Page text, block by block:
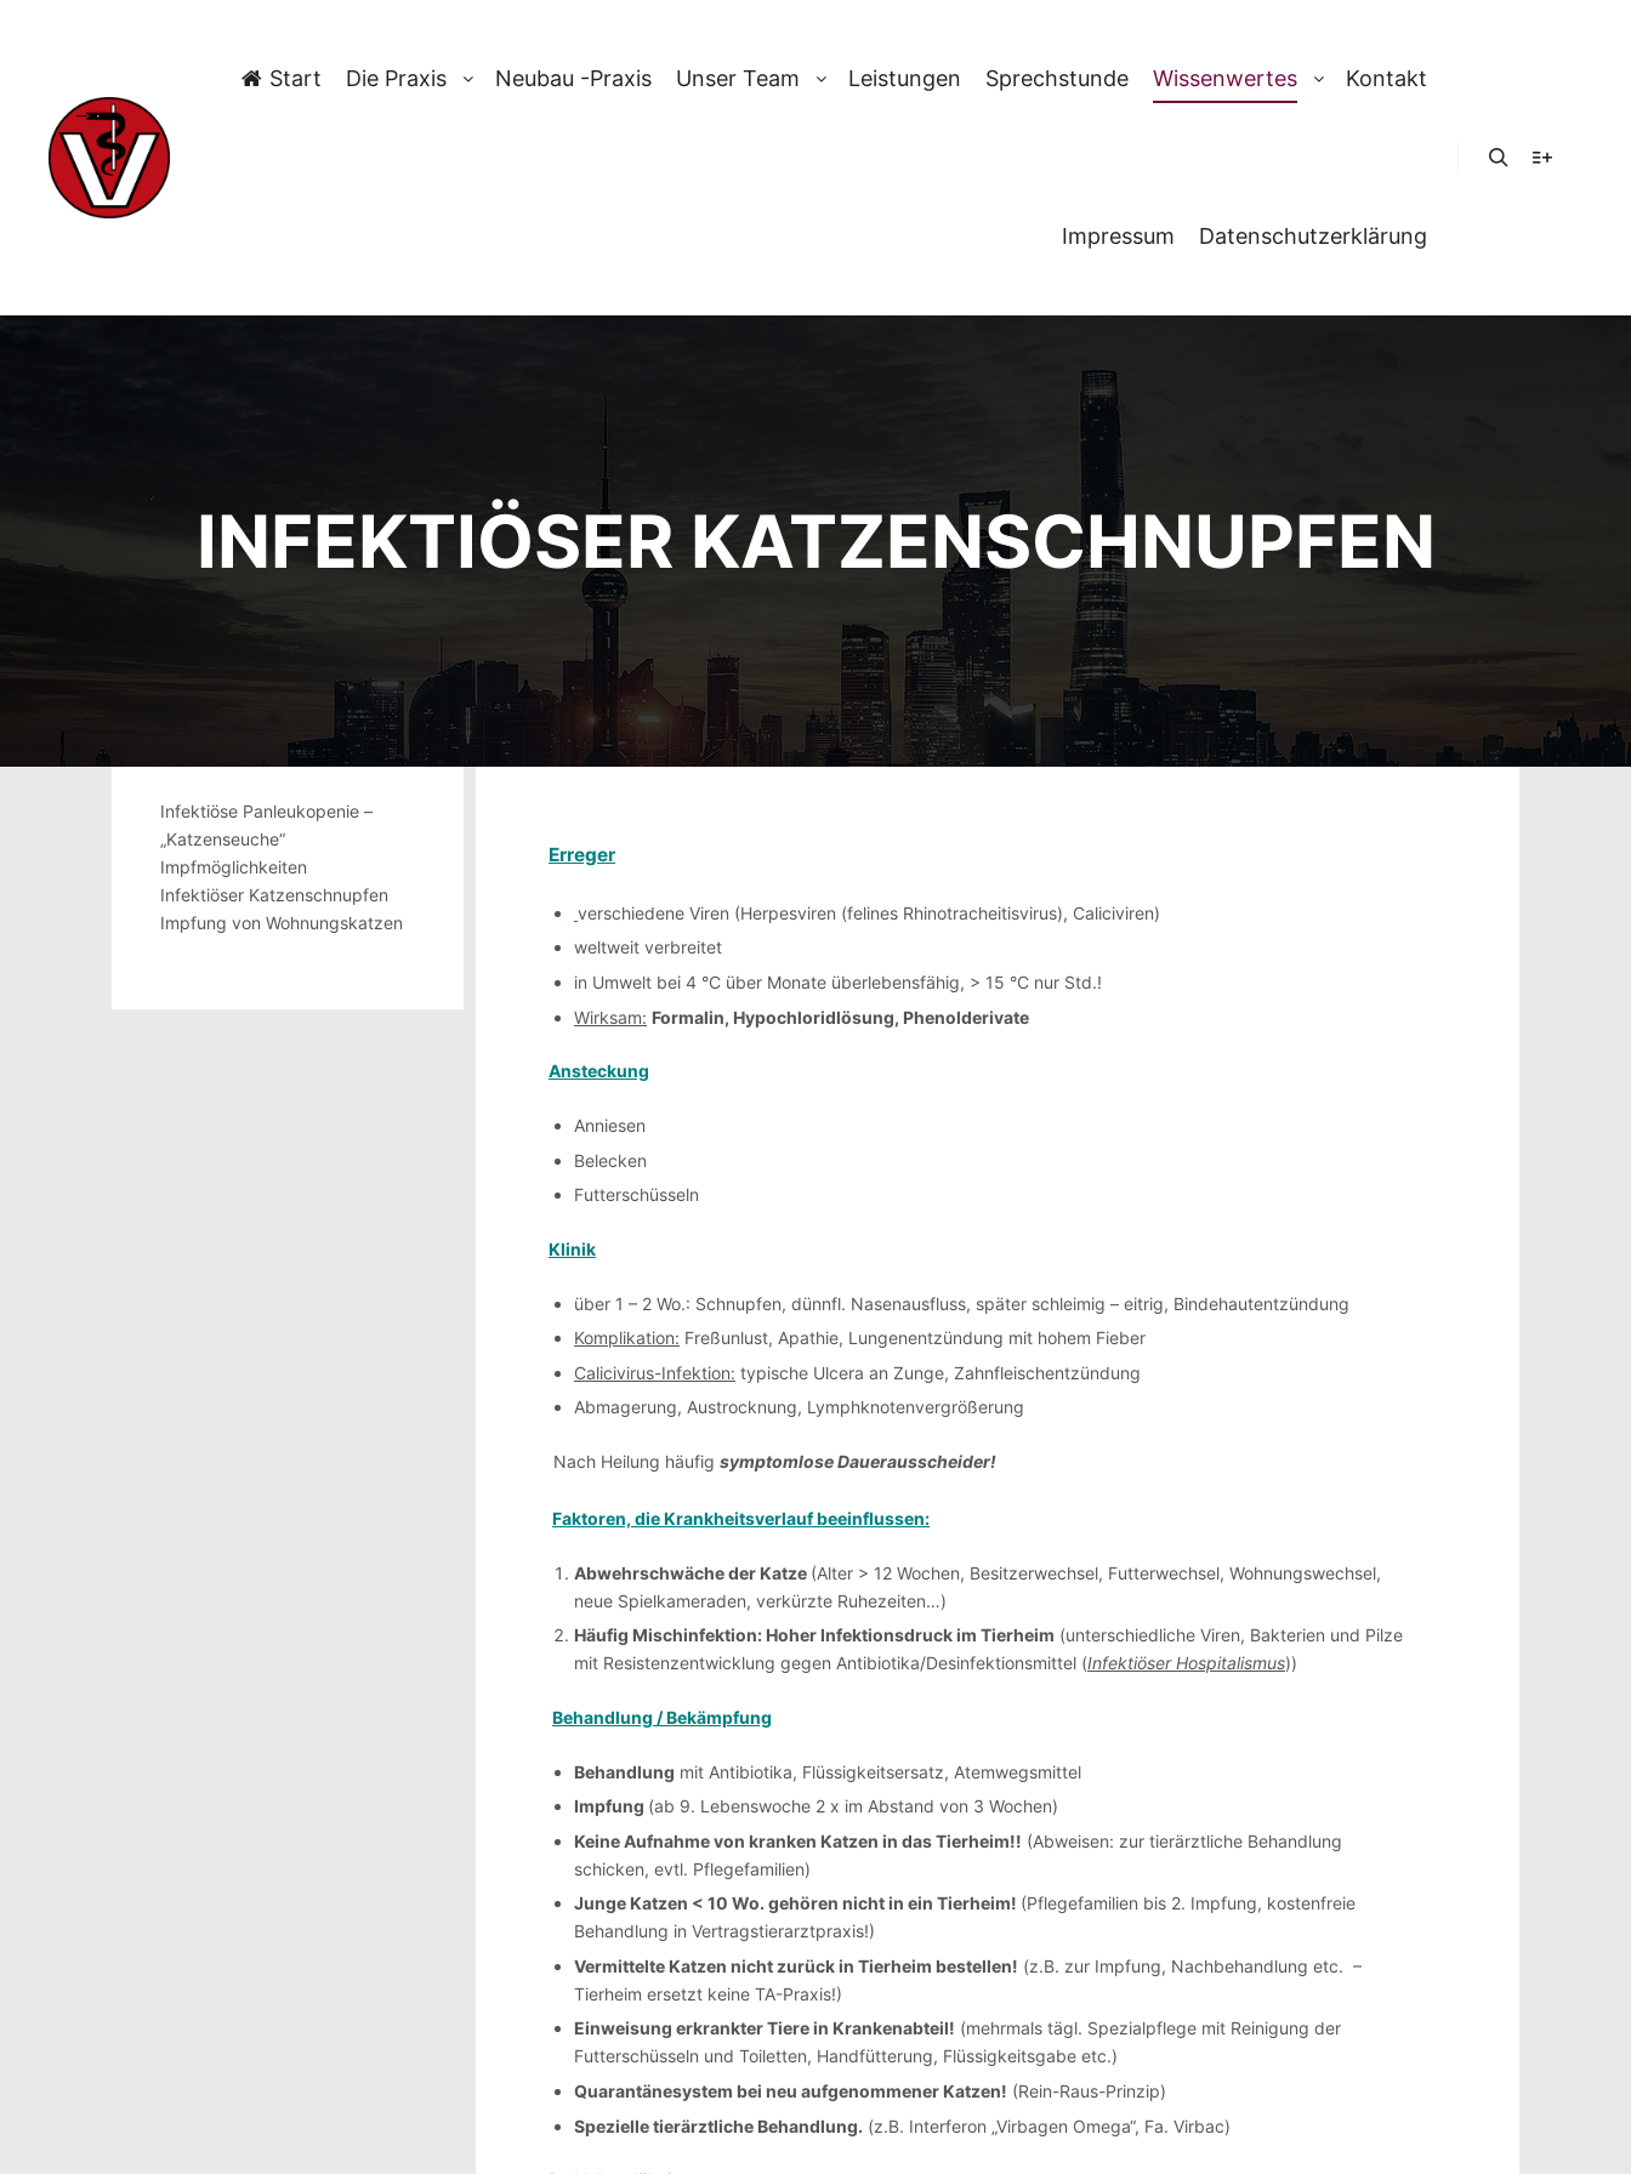
Start Die Praxis Neubau -Praxis Unser Team Leistungen Sprechstunde Wissenwertes Kontakt
Impressum Datenschutzerklärung
INFEKTIÖSER KATZENSCHNUPFEN
Erreger
verschiedene Viren (Herpesviren (felines Rhinotracheitisvirus), Caliciviren)
weltweit verbreitet
in Umwelt bei 4 °C über Monate überlebensfähig, > 15 °C nur Std.!
Wirksam: Formalin, Hypochloridlösung, Phenolderivate
Ansteckung
Anniesen
Belecken
Futterschüsseln
Klinik
über 1 – 2 Wo.: Schnupfen, dünnfl. Nasenausfluss, später schleimig – eitrig, Bindehautentzündung
Komplikation: Freßunlust, Apathie, Lungenentzündung mit hohem Fieber
Calicivirus-Infektion: typische Ulcera an Zunge, Zahnfleischentzündung
Abmagerung, Austrocknung, Lymphknotenvergrößerung
Nach Heilung häufig symptomlose Dauerausscheider!
Faktoren, die Krankheitsverlauf beeinflussen:
Abwehrschwäche der Katze (Alter > 12 Wochen, Besitzerwechsel, Futterwechsel, Wohnungswechsel,
neue Spielkameraden, verkürzte Ruhezeiten…)
Häufig Mischinfektion: Hoher Infektionsdruck im Tierheim (unterschiedliche Viren, Bakterien und Pilze
mit Resistenzentwicklung gegen Antibiotika/Desinfektionsmittel (Infektiöser Hospitalismus))
Behandlung / Bekämpfung
Behandlung mit Antibiotika, Flüssigkeitsersatz, Atemwegsmittel
Impfung (ab 9. Lebenswoche 2 x im Abstand von 3 Wochen)
Keine Aufnahme von kranken Katzen in das Tierheim!! (Abweisen: zur tierärztliche Behandlung
schicken, evtl. Pflegefamilien)
Junge Katzen < 10 Wo. gehören nicht in ein Tierheim! (Pflegefamilien bis 2. Impfung, kostenfreie
Behandlung in Vertragstierarztpraxis!)
Vermittelte Katzen nicht zurück in Tierheim bestellen! (z.B. zur Impfung, Nachbehandlung etc. –
Tierheim ersetzt keine TA-Praxis!)
Einweisung erkrankter Tiere in Krankenabteil! (mehrmals tägl. Spezialpflege mit Reinigung der
Futterschüsseln und Toiletten, Handfütterung, Flüssigkeitsgabe etc.)
Quarantänesystem bei neu aufgenommener Katzen! (Rein-Raus-Prinzip)
Spezielle tierärztliche Behandlung. (z.B. Interferon „Virbagen Omega“, Fa. Virbac)
Infektiöse Panleukopenie –
„Katzenseuche“
Impfmöglichkeiten
Infektiöser Katzenschnupfen
Impfung von Wohnungskatzen